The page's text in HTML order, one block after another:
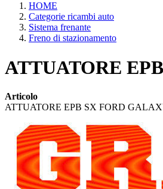
HOME
Categorie ricambi auto
Sistema frenante
Freno di stazionamento
ATTUATORE
Articolo
ATTUATORE EPB SX FORD